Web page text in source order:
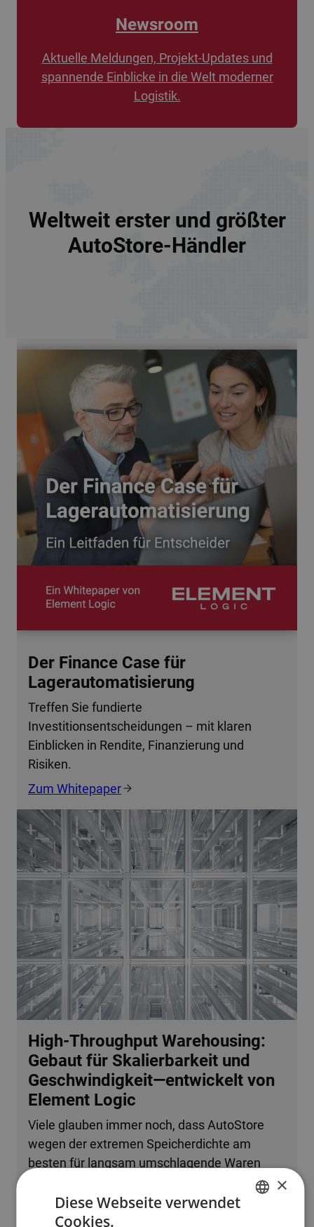
Newsroom
Aktuelle Meldungen, Projekt-Updates und
spannende Einblicke in die Welt moderner
Logistik.
Weltweit erster und größter
AutoStore-Händler
Der Finance Case für
Lagerautomatisierung
Treffen Sie fundierte
Investitionsentscheidungen – mit klaren
Einblicken in Rendite, Finanzierung und
Risiken.
Zum Whitepaper
High-Throughput Warehousing:
Gebaut für Skalierbarkeit und
Geschwindigkeit—entwickelt von
Element Logic
Viele glauben immer noch, dass AutoStore
wegen der extremen Speicherdichte am
besten für langsam umschlagende Waren
oder kleine Betriebe geeignet ist. Tatsache ist,
dass das System problemlos mehrere
zehntausend Bestellzeilen pro Stunde
×
Diese Webseite verwendet
Cookies.